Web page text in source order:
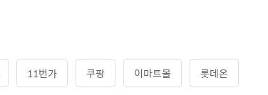
11번가 쿠팡 이마트몰 롯데온